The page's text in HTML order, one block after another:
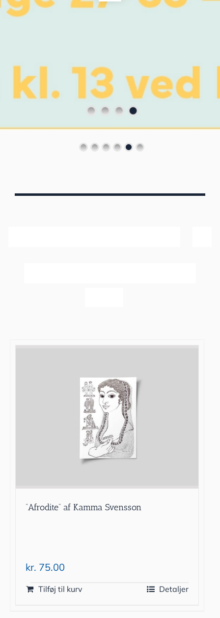
Von Oberbergs
”Afrodite” af Kamma Svensson
kr. 75.00
Tilføj til kurv Detaljer